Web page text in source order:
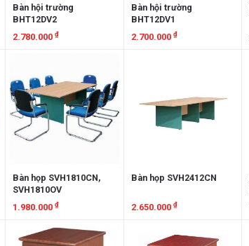
Bàn hội trường
BHT12DV2
2.780.000 ₫
Bàn hội trường
BHT12DV1
2.700.000 ₫
Bàn họp SVH1810CN,
SVH1810OV
1.980.000 ₫
Xem chi tiết
Bàn họp SVH2412CN
2.650.000 ₫